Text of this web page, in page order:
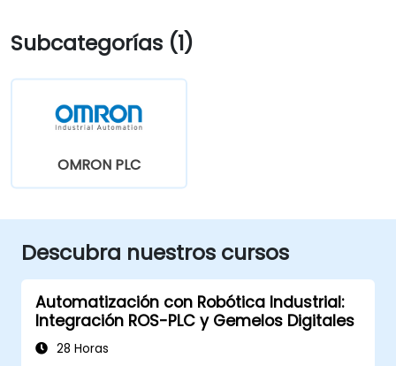
Subcategorías (1)
OMRON PLC
Descubra nuestros cursos
Automatización con Robótica Industrial:
Integración ROS-PLC y Gemelos Digitales
28 Horas